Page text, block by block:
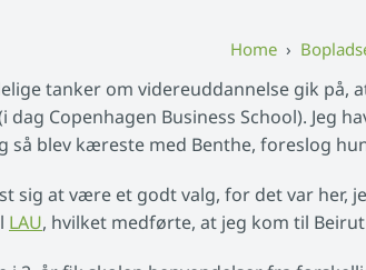
tanker om videreuddannelse gik på,
dag Copenhagen Business School). Jeg
så blev kæreste med Benthe, foreslog
sig at være et godt valg, for det var her,
LAU, hvilket medførte, at jeg kom til